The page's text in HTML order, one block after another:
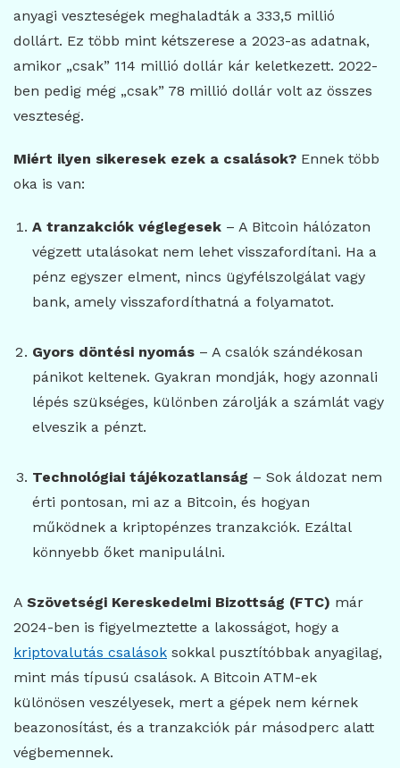
anyagi veszteségek meghaladták a 333,5 millió
dollárt. Ez több mint kétszerese a 2023-as adatnak,
amikor „csak” 114 millió dollár kár keletkezett. 2022-
ben pedig még „csak” 78 millió dollár volt az összes
veszteség.
Miért ilyen sikeresek ezek a csalások? Ennek több
oka is van:
A tranzakciók véglegesek– A Bitcoin hálózaton
végzett utalásokat nem lehet visszafordítani. Ha a
pénz egyszer elment, nincs ügyfélszolgálat vagy
bank, amely visszafordíthatná a folyamatot.
Gyors döntési nyomás– A csalók szándékosan
pánikot keltenek. Gyakran mondják, hogy azonnali
lépés szükséges, különben zárolják a számlát vagy
elveszik a pénzt.
Technológiai tájékozatlanság – Sok áldozat nem
érti pontosan, mi az a Bitcoin, és hogyan
működnek a kriptopénzes tranzakciók. Ezáltal
könnyebb őket manipulálni.
A Szövetségi Kereskedelmi Bizottság (FTC) már
2024-ben is figyelmeztette a lakosságot, hogy a
kriptovalutás csalások sokkal pusztítóbbak anyagilag,
mint más típusú csalások. A Bitcoin ATM-ek
különösen veszélyesek, mert a gépek nem kérnek
beazonosítást, és a tranzakciók pár másodperc alatt
végbemennek.